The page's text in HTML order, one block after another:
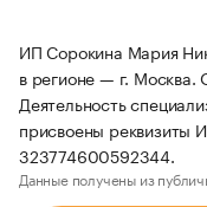
ИП Сорокина Мария
в регионе — г. Москва.
Деятельность
присвоены
323774600592344.
Данные получены из